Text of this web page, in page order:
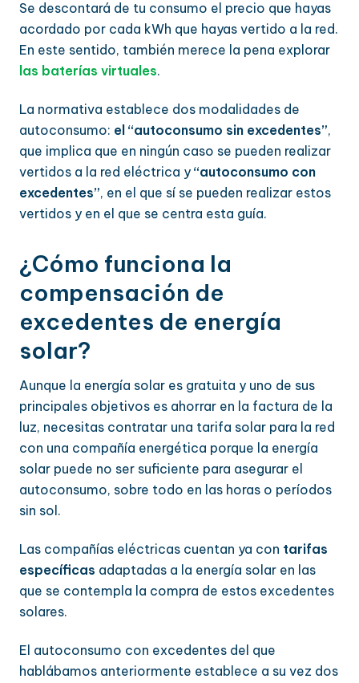
Se descontará de tu consumo el precio que hayas
acordado por cada kWh que hayas vertido a la red.
En este sentido, también merece la pena explorar
las baterías virtuales.
La normativa establece dos modalidades de
autoconsumo: el “autoconsumo sin excedentes”,
que implica que en ningún caso se pueden realizar
vertidos a la red eléctrica y “autoconsumo con
excedentes”, en el que sí se pueden realizar estos
vertidos y en el que se centra esta guía.
¿Cómo funciona la
compensación de
excedentes de energía
solar?
Aunque la energía solar es gratuita y uno de sus
principales objetivos es ahorrar en la factura de la
luz, necesitas contratar una tarifa solar para la red
con una compañía energética porque la energía
solar puede no ser suficiente para asegurar el
autoconsumo, sobre todo en las horas o períodos
sin sol.
Las compañías eléctricas cuentan ya con tarifas
específicas adaptadas a la energía solar en las
que se contempla la compra de estos excedentes
solares.
El autoconsumo con excedentes del que
hablábamos anteriormente establece a su vez dos